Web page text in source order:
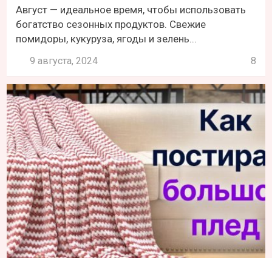
Август — идеальное время, чтобы использовать
богатство сезонных продуктов. Свежие
помидоры, кукуруза, ягоды и зелень...
9 августа, 2024 8